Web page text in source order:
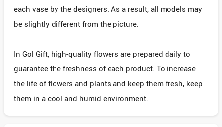
each vase by the designers. As a result, all models may
be slightly different from the picture.
In Gol Gift, high-quality flowers are prepared daily to
guarantee the freshness of each product. To increase
the life of flowers and plants and keep them fresh, keep
them in a cool and humid environment.